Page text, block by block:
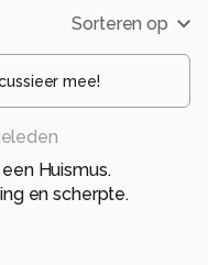
Sorteren op
mee!
Huismus.
en scherpte.